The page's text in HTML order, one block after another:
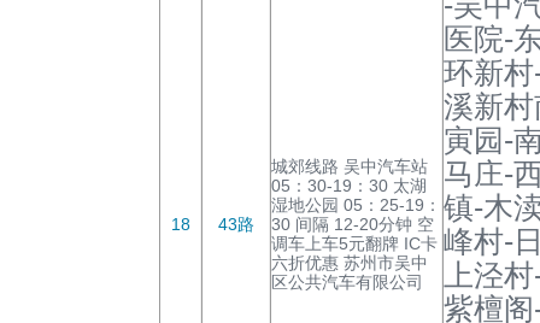
18 43路
城郊线路 吴中汽车站
05：30-19：30 太湖
湿地公园 05：25-19：
30 间隔 12-20分钟 空
调车上车5元翻牌 IC卡
六折优惠 苏州市吴中
区公共汽车有限公司
医院-
环新
溪新
寅园-
马庄-
镇-木
峰村-
上泾
紫檀